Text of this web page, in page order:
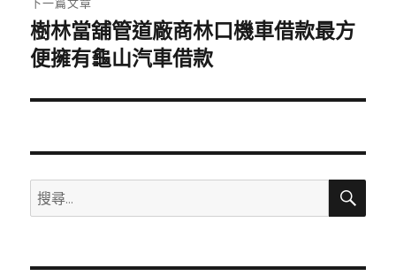
下
一
文
樹林當舖管道廠商林口機車借款最方
便擁有龜山汽車借款
搜
尋
鍵
搜